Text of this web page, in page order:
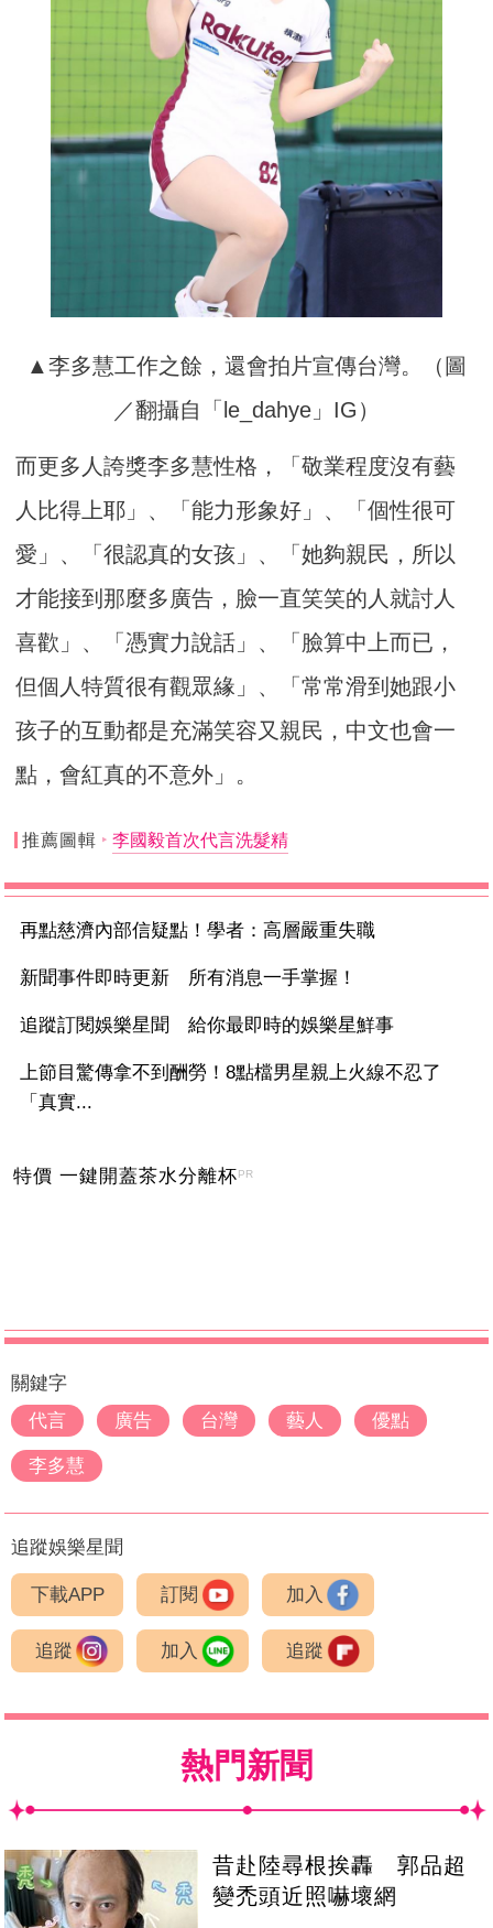
▲李多慧工作之餘，還會拍片宣傳台灣。（圖
／翻攝自「le_dahye」IG）
而更多人誇獎李多慧性格，「敬業程度沒有藝
人比得上耶」、「能力形象好」、「個性很可
愛」、「很認真的女孩」、「她夠親民，所以
才能接到那麼多廣告，臉一直笑笑的人就討人
喜歡」、「憑實力說話」、「臉算中上而已，
但個人特質很有觀眾緣」、「常常滑到她跟小
孩子的互動都是充滿笑容又親民，中文也會一
點，會紅真的不意外」。
推薦圖輯 李國毅首次代言洗髮精
再點慈濟內部信疑點！學者：高層嚴重失職
新聞事件即時更新 所有消息一手掌握！
追蹤訂閱娛樂星聞 給你最即時的娛樂星鮮事
上節目驚傳拿不到酬勞！8點檔男星親上火線不忍了
「真實...
特價 一鍵開蓋茶水分離杯PR
關鍵字
代言
廣告 台灣 藝人 優點
李多慧
追蹤娛樂星聞
下載APP 訂閱 加入
追蹤 加入 追蹤
熱門新聞
昔赴陸尋根挨轟 郭品超
變禿頭近照嚇壞網